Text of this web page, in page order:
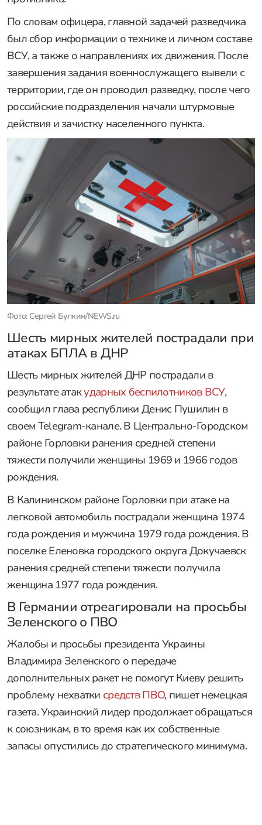
По словам офицера, главной задачей разведчика
был сбор информации о технике и личном составе
ВСУ, а также о направлениях их движения. После
завершения задания военнослужащего вывели с
территории, где он проводил разведку, после чего
российские подразделения начали штурмовые
действия и зачистку населенного пункта.
Фото: Сергей Булкин/NEWS.ru
Шесть мирных жителей пострадали при
атаках БПЛА в ДНР
Шесть мирных жителей ДНР пострадали в
результате атакударных беспилотников ВСУ,
сообщил глава республики Денис Пушилин в
своем Telegram-канале. В Центрально-Городском
районе Горловки ранения средней степени
тяжести получили женщины 1969 и 1966 годов
рождения.
В Калининском районе Горловки при атаке на
легковой автомобиль пострадали женщина 1974
года рождения и мужчина 1979 года рождения. В
поселке Еленовка городского округа Докучаевск
ранения средней степени тяжести получила
женщина 1977 года рождения.
В Германии отреагировали на просьбы
Зеленского о ПВО
Жалобы и просьбы президента Украины
Владимира Зеленского о передаче
дополнительных ракет не помогут Киеву решить
проблему нехватки средств ПВО, пишет немецкая
газета. Украинский лидер продолжает обращаться
к союзникам, в то время как их собственные
запасы опустились до стратегического минимума.